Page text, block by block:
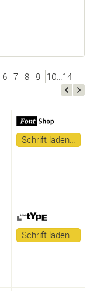
6 7 8 9 10…14
Schrift laden…
Schrift laden…